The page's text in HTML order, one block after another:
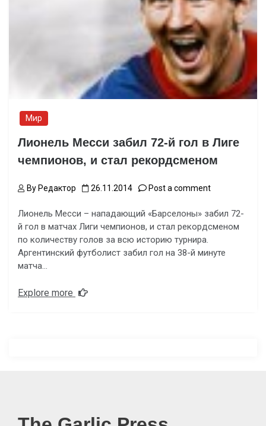
Мир
Лионель Месси забил 72-й гол в Лиге
чемпионов, и стал рекордсменом
By Редактор 26.11.2014 Post a comment
Лионель Месси – нападающий «Барселоны» забил 72-
й гол в матчах Лиги чемпионов, и стал рекордсменом
по количеству голов за всю историю турнира.
Аргентинский футболист забил гол на 38-й минуте
матча…
Explore more